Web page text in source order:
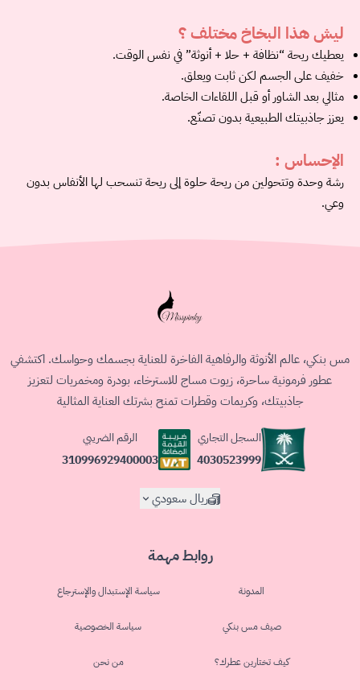
ليش هذا البخاخ مختلف ؟
يعطيك ريحة “نظافة + حلا + أنوثة” في نفس الوقت.
خفيف على الجسم لكن ثابت ويعلق.
مثالي بعد الشاور أو قبل اللقاءات الخاصة.
يعزز جاذبيتك الطبيعية بدون تصنّع.
الإحساس :
رشة وحدة وتتحولين من ريحة حلوة إلى ريحة تنسحب لها الأنفاس بدون
وعي.
روابط مهمة
المدونة
صيف مس بنكي
كيف تختارين عطرك؟
سياسة الإستبدال والإسترجاع
سياسة الخصوصية
من نحن
مس بنكي، عالم الأنوثة والرفاهية الفاخرة للعناية بجسمك وحواسك. اكتشفي
عطور فرمونية ساحرة، زيوت مساج للاسترخاء، بودرة ومخمريات لتعزيز
جاذبيتك، وكريمات وقطرات تمنح بشرتك العناية المثالية
السجل التجاري
4030523999
الرقم الضريبي
310996929400003
ريال سعودي